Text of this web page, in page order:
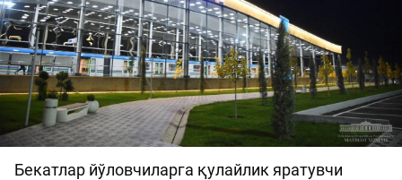
Бекатлар йўловчиларга қулайлик яратувчи